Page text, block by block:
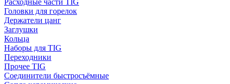
Расходные части TIG
Головки для горелок
Держатели цанг
Заглушки
Кольца
Наборы для TIG
Переходники
Прочее TIG
Соединители быстросъёмные